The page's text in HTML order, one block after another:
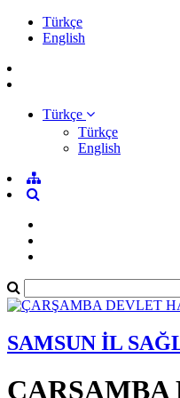
Türkçe
English
Türkçe
Türkçe
English
SAMSUN İL
ÇARŞAMBA